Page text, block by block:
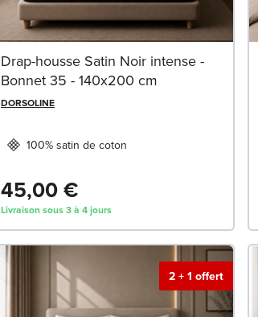
Drap-housse Satin Noir intense -
Bonnet 35 - 140x200 cm
DORSOLINE
100% satin de coton
45,00 €
Livraison sous 3 à 4 jours
2 + 1 offert